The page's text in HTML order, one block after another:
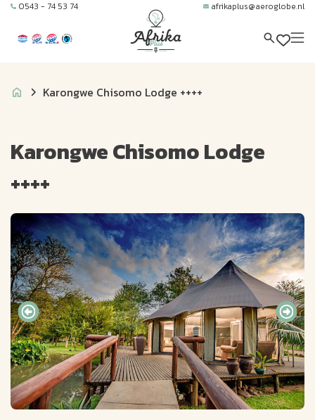
0543 - 74 53 74 afrikaplus@aeroglobe.nl
Karongwe Chisomo Lodge ++++
Karongwe Chisomo Lodge
++++